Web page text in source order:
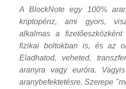
A BlockNote egy 100%
kriptopénz, ami gyors,
alkalmas a
fizikai boltokban is, és az
Eladhatod, veheted,
aranyra vagy euróra.
aranybefektetésre. Szerepe